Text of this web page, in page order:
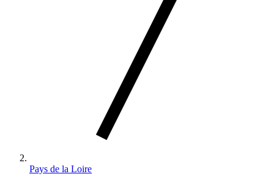
Pays de la Loire